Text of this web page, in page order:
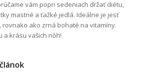
vám popri sedeniach držať diétu,
mastné a ťažké jedlá. Ideálne je jesť
rovnako ako zrná bohaté na vitamíny.
a krásu vašich nôh!